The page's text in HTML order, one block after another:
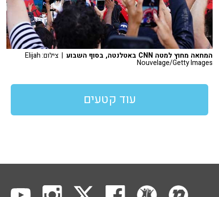
המחאה מחוץ למטה CNN באטלנטה, בסוף השבוע | צילום: Elijah
Nouvelage/Getty Images
עוד קטעים